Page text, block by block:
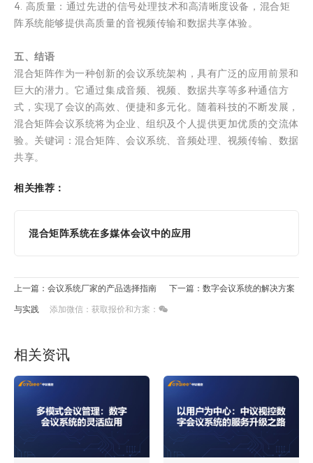
4. 高质量：通过先进的信号处理技术和高清晰度设备，混合矩
阵系统能够提供高质量的音视频传输和数据共享体验。
五、结语
混合矩阵作为一种创新的会议系统架构，具有广泛的应用前景和
巨大的潜力。它通过集成音频、视频、数据共享等多种通信方
式，实现了会议的高效、便捷和多元化。随着科技的不断发展，
混合矩阵会议系统将为企业、组织及个人提供更加优质的交流体
验。关键词：混合矩阵、会议系统、音频处理、视频传输、数据
共享。
相关推荐：
混合矩阵系统在多媒体会议中的应用
上一篇：会议系统厂家的产品选择指南 下一篇：数字会议系统的解决方案
与实践 添加微信：获取报价和方案：
相关资讯